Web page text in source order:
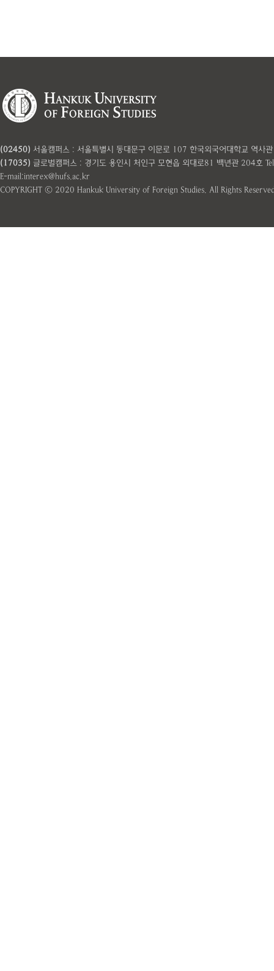
(02450) 서울캠퍼스 : 서울특별시 동대문구 이문로 107 한국외국어대학교
(17035) 글로벌캠퍼스 : 경기도 용인시 처인구 모현읍 외대로81 백년관 204
E-mail:interex@hufs.ac.kr
COPYRIGHT ⓒ 2020 Hankuk University of Foreign Studies. All Rights